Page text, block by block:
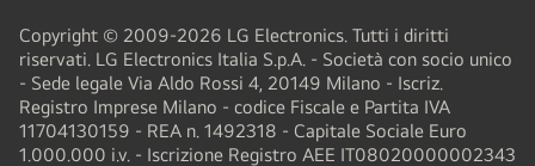
Copyright © 2009-2026 LG Electronics. Tutti i diritti
riservati. LG Electronics Italia S.p.A. - Società con socio unico
- Sede legale Via Aldo Rossi 4, 20149 Milano - Iscriz.
Registro Imprese Milano - codice Fiscale e Partita IVA
11704130159 - REA n. 1492318 - Capitale Sociale Euro
1.000.000 i.v. - Iscrizione Registro AEE IT08020000002343​